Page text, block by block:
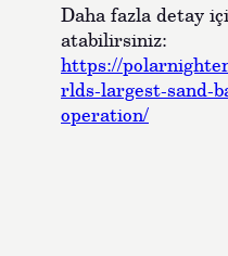
Daha fazla detay
atabilirsiniz:
https://
rlds-largest-sand-
operation/